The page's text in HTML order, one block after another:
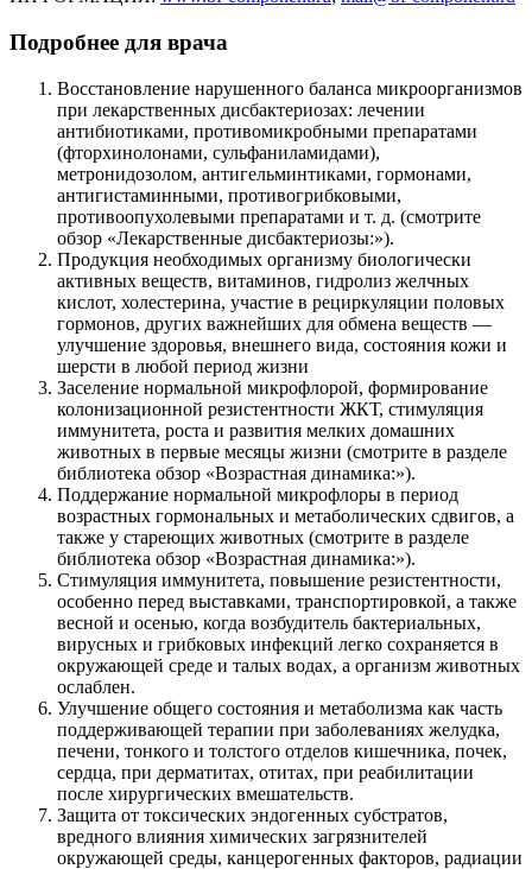
Подробнее для врача
Восстановление нарушенного баланса микроорганизмов
при лекарственных дисбактериозах: лечении
антибиотиками, противомикробными препаратами
(фторхинолонами, сульфаниламидами),
метронидозолом, антигельминтиками, гормонами,
антигистаминными, противогрибковыми,
противоопухолевыми препаратами и т. д. (смотрите
обзор «Лекарственные дисбактериозы:»).
Продукция необходимых организму биологически
активных веществ, витаминов, гидролиз желчных
кислот, холестерина, участие в рециркуляции половых
гормонов, других важнейших для обмена веществ ―
улучшение здоровья, внешнего вида, состояния кожи и
шерсти в любой период жизни
Заселение нормальной микрофлорой, формирование
колонизационной резистентности ЖКТ, стимуляция
иммунитета, роста и развития мелких домашних
животных в первые месяцы жизни (смотрите в разделе
библиотека обзор «Возрастная динамика:»).
Поддержание нормальной микрофлоры в период
возрастных гормональных и метаболических сдвигов, а
также у стареющих животных (смотрите в разделе
библиотека обзор «Возрастная динамика:»).
Стимуляция иммунитета, повышение резистентности,
особенно перед выставками, транспортировкой, а также
весной и осенью, когда возбудитель бактериальных,
вирусных и грибковых инфекций легко сохраняется в
окружающей среде и талых водах, а организм животных
ослаблен.
Улучшение общего состояния и метаболизма как часть
поддерживающей терапии при заболеваниях желудка,
печени, тонкого и толстого отделов кишечника, почек,
сердца, при дерматитах, отитах, при реабилитации
после хирургических вмешательств.
Защита от токсических эндогенных субстратов,
вредного влияния химических загрязнителей
окружающей среды, канцерогенных факторов, радиации